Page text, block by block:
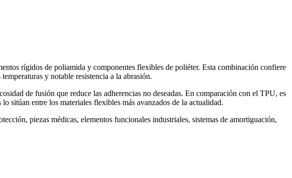
rígidos de poliamida y componentes flexibles de poliéter. Esta combinación confiere
y notable resistencia a la abrasión.
de fusión que reduce las adherencias no deseadas. En comparación con el TPU, es
sitúan entre los materiales flexibles más avanzados de la actualidad.
piezas médicas, elementos funcionales industriales, sistemas de amortiguación,